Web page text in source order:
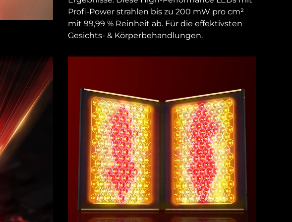
Profi-Power strahlen bis zu 200 mW pro cm²
mit 99,99 % Reinheit ab. Für die effektivsten
Gesichts- & Körperbehandlungen.